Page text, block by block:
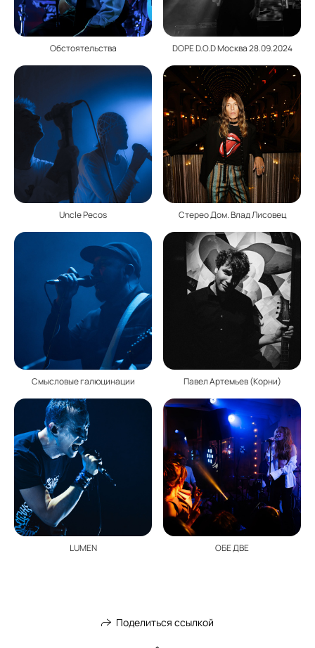
Обстоятельства DOPE D.O.D Москва 28.09.2024
Uncle Pecos Стерео Дом. Влад Лисовец
Смысловые галюцинации Павел Артемьев (Корни)
LUMEN ОБЕ ДВЕ
Поделиться ссылкой